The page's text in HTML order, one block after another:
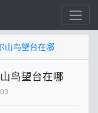
山鸟望台在哪
鸟望台在哪